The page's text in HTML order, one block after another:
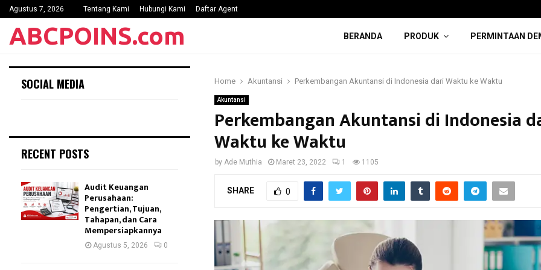
Agustus 7, 2026 Tentang Kami Hubungi Kami Daftar Agent
ABCPOINS.com BERANDA PRODUK PERMINTAAN
Home Akuntansi Perkembangan Akuntansi di Indonesia dari Waktu ke Waktu
Akuntansi
Perkembangan Akuntansi di Indonesia
Waktu ke Waktu
by Ade Muthia Maret 23, 2022 1 1105
SHARE 0
SOCIAL MEDIA
RECENT POSTS
Audit Keuangan
Perusahaan:
Pengertian, Tujuan,
Tahapan, dan Cara
Mempersiapkannya
Agustus 5, 2026 0